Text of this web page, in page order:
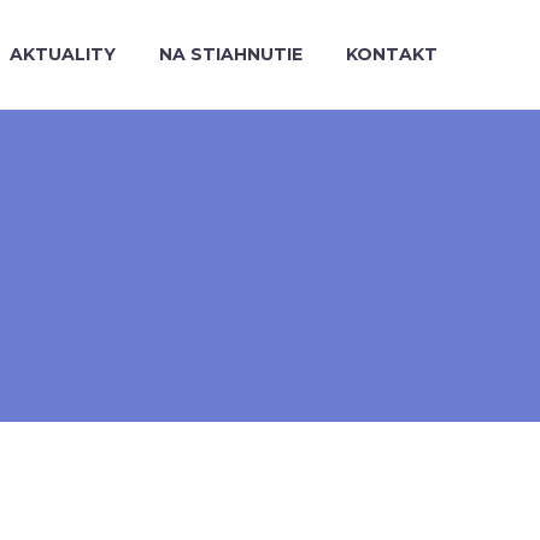
AKTUALITY NA STIAHNUTIE KONTAKT